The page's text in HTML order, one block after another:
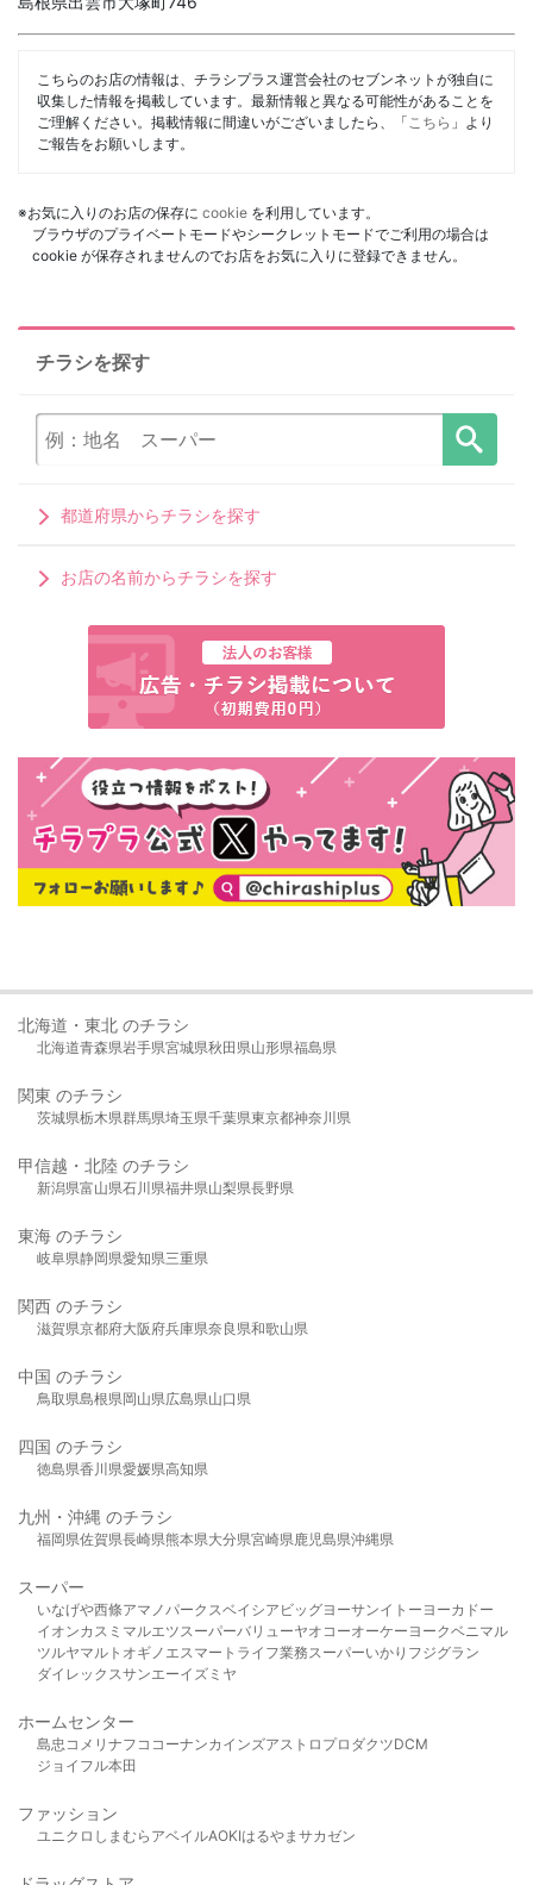
こちらのお店の情報は、チラシプラス運営会社のセブンネットが独自に
収集した情報を掲載しています。最新情報と異なる可能性があることを
ご理解ください。掲載情報に間違いがございましたら、「 こちら 」より
ご報告をお願いします。
※お気に入りのお店の保存に cookie を利用しています。
ブラウザのプライベートモードやシークレットモードでご利用の場合は
cookie が保存されませんのでお店をお気に入りに登録できません。
チラシを探す
都道府県からチラシを探す
お店の名前からチラシを探す
北海道・東北 のチラシ
北海道青森県岩手県宮城県秋田県山形県福島県
関東 のチラシ
茨城県栃木県群馬県埼玉県千葉県東京都神奈川県
甲信越・北陸 のチラシ
新潟県富山県石川県福井県山梨県長野県
東海 のチラシ
岐阜県静岡県愛知県三重県
関西 のチラシ
滋賀県京都府大阪府兵庫県奈良県和歌山県
中国 のチラシ
鳥取県島根県岡山県広島県山口県
四国 のチラシ
徳島県香川県愛媛県高知県
九州・沖縄 のチラシ
福岡県佐賀県長崎県熊本県大分県宮崎県鹿児島県沖縄県
スーパー
いなげや西條アマノパークスベイシア ビッグヨーサンイトーヨーカドー
イオンカスミ マルエツスーパーバリューヤオコーオーケー ヨークベニマル
ツルヤマルト オギノ エスマート ライフ業務スーパーいかり フジグラン
ダイレックスサンエーイズミヤ
ホームセンター
島忠 コメリ ナフコ コーナンカインズアストロプロダクツDCM
ジョイフル本田
ファッション
ユニクロ しまむら アベイルAOKIはるやま サカゼン